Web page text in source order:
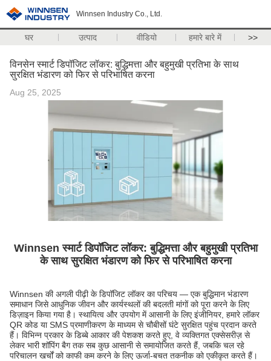
Winnsen Industry Co., Ltd.
घर उत्पाद वीडियो हमारे बारे में >>
विनसेन स्मार्ट डिपॉजिट लॉकर: बुद्धिमत्ता और बहुमुखी प्रतिभा के साथ
सुरक्षित भंडारण को फिर से परिभाषित करना
Aug 25, 2025
Winnsen स्मार्ट डिपॉजिट लॉकर: बुद्धिमत्ता और बहुमुखी प्रतिभा
के साथ सुरक्षित भंडारण को फिर से परिभाषित करना
Winnsen की अगली पीढ़ी के डिपॉजिट लॉकर का परिचय — एक बुद्धिमान भंडारण
समाधान जिसे आधुनिक जीवन और कार्यस्थलों की बदलती मांगों को पूरा करने के लिए
डिज़ाइन किया गया है। स्थायित्व और उपयोग में आसानी के लिए इंजीनियर, हमारे लॉकर
QR कोड या SMS प्रमाणीकरण के माध्यम से चौबीसों घंटे सुरक्षित पहुंच प्रदान करते
हैं। विभिन्न प्रकार के डिब्बे आकार की पेशकश करते हुए, वे व्यक्तिगत एक्सेसरीज़ से
लेकर भारी शॉपिंग बैग तक सब कुछ आसानी से समायोजित करते हैं, जबकि चल रहे
परिचालन खर्चों को काफी कम करने के लिए ऊर्जा-बचत तकनीक को एकीकृत करते हैं।